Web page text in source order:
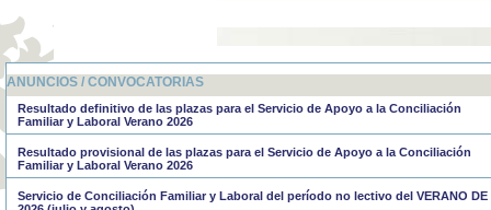
ANUNCIOS / CONVOCATORIAS
Resultado definitivo de las plazas para el Servicio de Apoyo a la Conciliación
Familiar y Laboral Verano 2026
Resultado provisional de las plazas para el Servicio de Apoyo a la Conciliación
Familiar y Laboral Verano 2026
Servicio de Conciliación Familiar y Laboral del período no lectivo del VERANO DE